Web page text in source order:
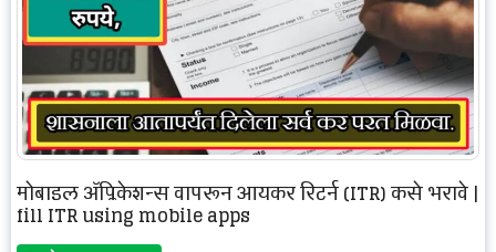
मोबाइल अ‍ॅप्लिकेशन्स वापरून आयकर रिटर्न (ITR) कसे भरावे |
fill ITR using mobile apps